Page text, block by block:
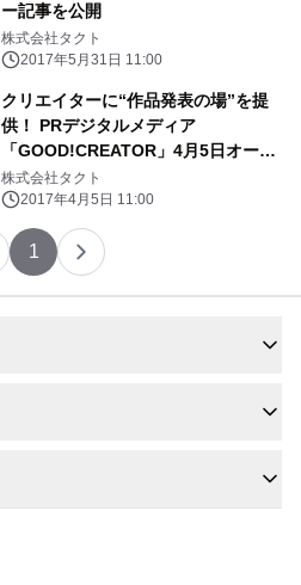
ー記事を公開
株式会社タクト
2017年5月31日 11:00
クリエイターに“作品発表の場”を提
供！ PRデジタルメディア
「GOOD!CREATOR」4月5日オープ
ン
株式会社タクト
2017年4月5日 11:00
1